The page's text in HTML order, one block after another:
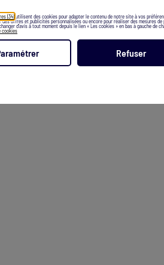
(34) utilisent des cookies pour adapter le contenu de notre site à vos
des offres et publicités personnalisées ou encore pour réaliser des mesures
d’avis à tout moment depuis le lien « Les cookies » en bas à gauche de
cookies
Refuser